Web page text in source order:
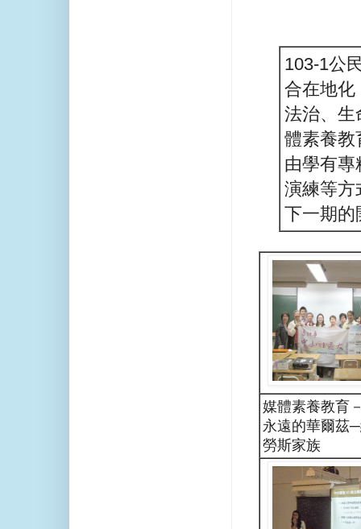
103-1公
合在地化
法治、生
體素養教
由學有
演練等方
下一期的
媒體素養教育
永遠的華爾茲
勞斯家族